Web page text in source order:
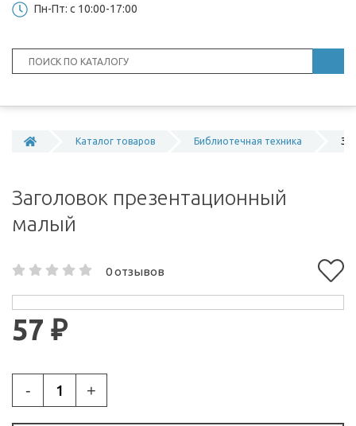
Пн-Пт: с 10:00-17:00
Каталог товаров Библиотечная техника
Заголовок презентационный
малый
0 отзывов
57 ₽
- +